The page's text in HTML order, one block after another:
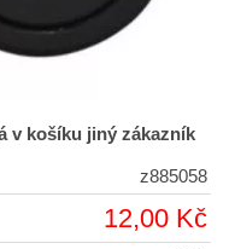
v košíku jiný zákazník
z885058
12,00 Kč